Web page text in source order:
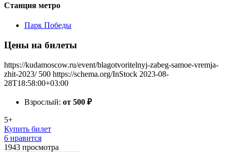
Станция метро
Парк Победы
Цены на билеты
https://kudamoscow.ru/event/blagotvoritelnyj-zabeg-samoe-vremja-
zhit-2023/ 500 https://schema.org/InStock 2023-08-
28T18:58:00+03:00
Взрослый: от 500 ₽
5+
Купить билет
6 нравится
1943 просмотра